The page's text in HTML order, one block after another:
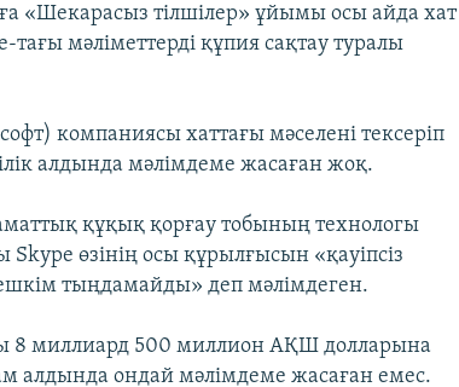
«Шекарасыз тілшілер» ұйымы осы айда хат
мәліметтерді құпия сақтау туралы
компаниясы хаттағы мәселені тексеріп
алдында мәлімдеме жасаған жоқ.
құқық қорғау тобының технологы
өзінің осы құрылғысын «қауіпсіз
тыңдамайды» деп мәлімдеген.
8 миллиард 500 миллион АҚШ долларына
алдында ондай мәлімдеме жасаған емес.